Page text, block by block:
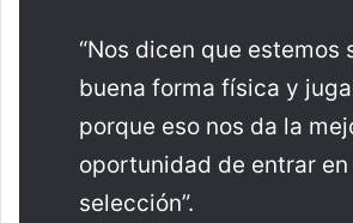
“Nos dicen que estemos
buena forma física y
porque eso nos da la
oportunidad de entrar en
selección”.